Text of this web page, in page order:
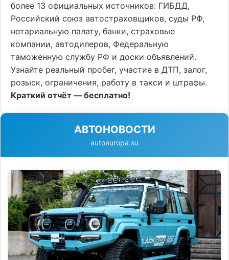
более 13 официальных источников: ГИБДД,
Российский союз автостраховщиков, суды РФ,
нотариальную палату, банки, страховые
компании, автодилеров, Федеральную
таможенную службу РФ и доски объявлений.
Узнайте реальный пробег, участие в ДТП, залог,
розыск, ограничения, работу в такси и штрафы.
Краткий отчёт — бесплатно!
АВТОНОВОСТИ
autoeuropa.su